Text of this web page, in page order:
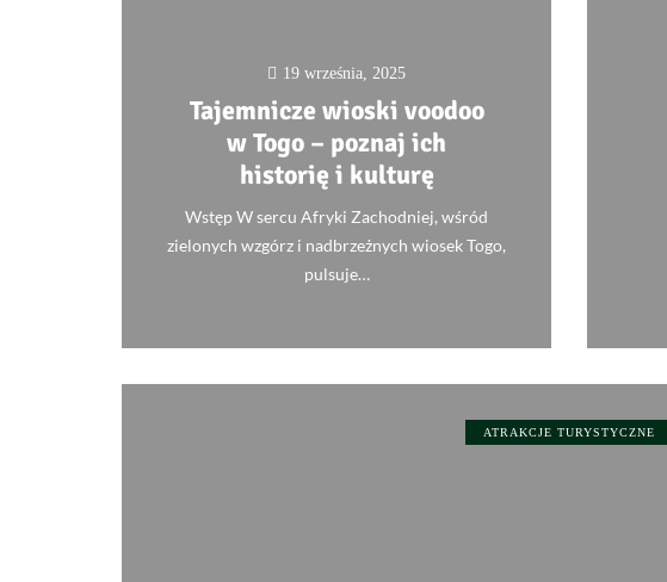
19 września, 2025
Tajemnicze wioski voodoo
w Togo – poznaj ich
historię i kulturę
Wstęp W sercu Afryki Zachodniej, wśród
zielonych wzgórz i nadbrzeżnych wiosek Togo,
pulsuje…
ATRAKCJE TURYSTYCZNE